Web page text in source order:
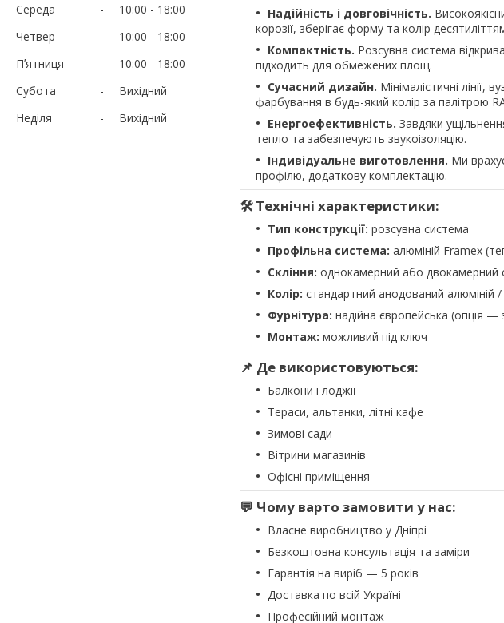
Середа
10:00
18:00
Четвер
10:00
18:00
Пʼятниця
10:00
18:00
Субота
Вихідний
Неділя
Вихідний
Надійність і довговічність.
корозії, зберігає форму та колір
Компактність. Розсувна система
підходить для обмежених площ.
Сучасний дизайн. Мінімалістичні лінії,
фарбування в будь-який колір за палітрою
Енергоефективність. Завдяки
тепло та забезпечують звукоізоляцію.
Індивідуальне виготовлення. Ми
профілю, додаткову комплектацію.
🛠 Технічні характеристики:
Тип конструкції: розсувна система
Профільна система: алюміній Framex
Скління: однокамерний або двокамерний
Колір: стандартний анодований алюміній /
Фурнітура: надійна європейська (опція
Монтаж: можливий під ключ
📌 Де використовуються:
Балкони і лоджії
Тераси, альтанки, літні кафе
Зимові сади
Вітрини магазинів
Офісні приміщення
💬 Чому варто замовити у нас:
Власне виробництво у Дніпрі
Безкоштовна консультація та заміри
Гарантія на виріб — 5 років
Доставка по всій Україні
Професійний монтаж